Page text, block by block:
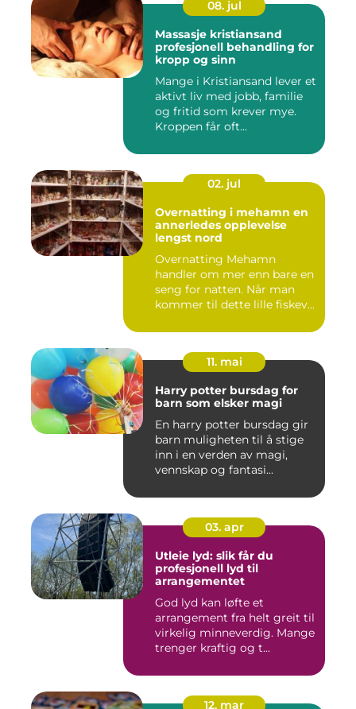
08. jul
Massasje kristiansand
profesjonell behandling for
kropp og sinn
Mange i Kristiansand lever et
aktivt liv med jobb, familie
og fritid som krever mye.
Kroppen får oft...
02. jul
Overnatting i mehamn en
annerledes opplevelse
lengst nord
Overnatting Mehamn
handler om mer enn bare en
seng for natten. Når man
kommer til dette lille fiskev...
11. mai
Harry potter bursdag for
barn som elsker magi
En harry potter bursdag gir
barn muligheten til å stige
inn i en verden av magi,
vennskap og fantasi...
03. apr
Utleie lyd: slik får du
profesjonell lyd til
arrangementet
God lyd kan løfte et
arrangement fra helt greit til
virkelig minneverdig. Mange
trenger kraftig og t...
12. mar